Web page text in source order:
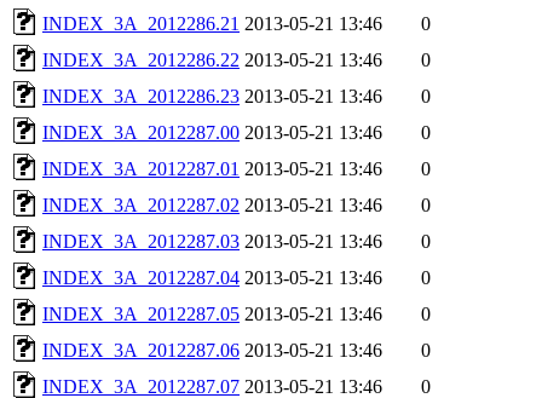
INDEX_3A_2012286.21 2013-05-21 13:46
0
INDEX_3A_2012286.22 2013-05-21 13:46
0
INDEX_3A_2012286.23 2013-05-21 13:46
0
INDEX_3A_2012287.00 2013-05-21 13:46
0
INDEX_3A_2012287.01 2013-05-21 13:46
0
INDEX_3A_2012287.02 2013-05-21 13:46
0
INDEX_3A_2012287.03 2013-05-21 13:46
0
INDEX_3A_2012287.04 2013-05-21 13:46
0
INDEX_3A_2012287.05 2013-05-21 13:46
0
INDEX_3A_2012287.06 2013-05-21 13:46
0
INDEX_3A_2012287.07 2013-05-21 13:46
0